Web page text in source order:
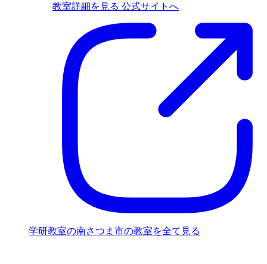
教室詳細を見る 公式サイトへ
学研教室の南さつま市の教室を全て見る